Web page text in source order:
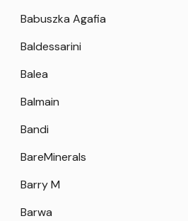
Babuszka Agafia
Baldessarini
Balea
Balmain
Bandi
BareMinerals
Barry M
Barwa